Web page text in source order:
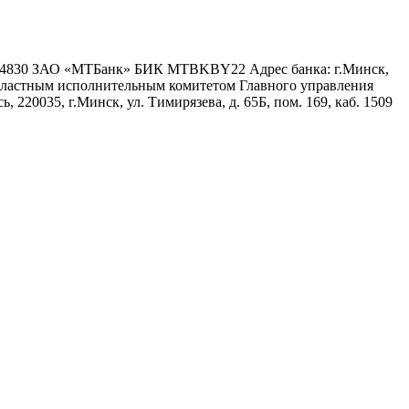
4830 ЗАО «МТБанк» БИК MTBKBY22 Адрес банка: г.Минск,
исполнительным комитетом Главного управления
220035, г.Минск, ул. Тимирязева, д. 65Б, пом. 169, каб. 1509